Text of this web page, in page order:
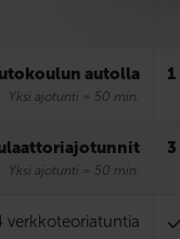
autolla
Yksi ajotunti = 50 min.
1
Yksi ajotunti = 50 min.
3
verkkoteoriatuntia